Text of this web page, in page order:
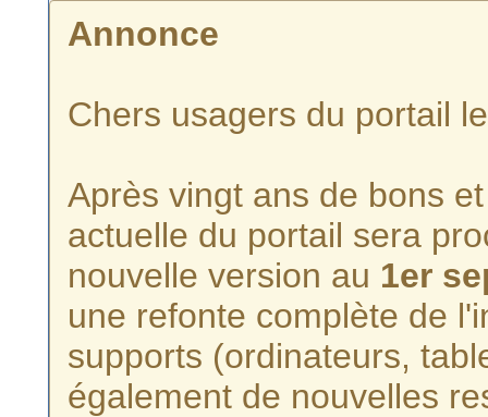
Annonce
Chers usagers du portail
Après vingt ans de bons
actuelle du portail sera
nouvelle version au 1er
une refonte complète de
supports (ordinateurs,
également de nouvelles